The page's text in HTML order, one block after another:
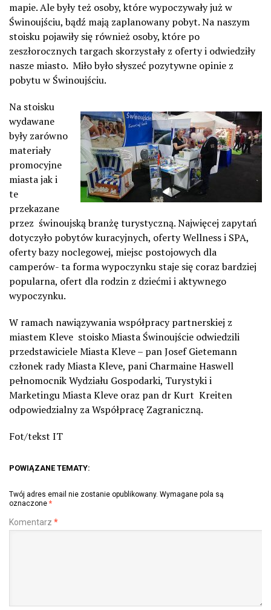
mapie. Ale były też osoby, które wypoczywały już w
Świnoujściu, bądź mają zaplanowany pobyt. Na naszym
stoisku pojawiły się również osoby, które po
zeszłorocznych targach skorzystały z oferty i odwiedziły
nasze miasto. Miło było słyszeć pozytywne opinie z
pobytu w Świnoujściu.
Na stoisku
wydawane
były zarówno
materiały
promocyjne
miasta jak i
te
przekazane
przez świnoujską branżę turystyczną. Najwięcej zapytań
dotyczyło pobytów kuracyjnych, oferty Wellness i SPA,
oferty bazy noclegowej, miejsc postojowych dla
camperów- ta forma wypoczynku staje się coraz bardziej
popularna, ofert dla rodzin z dziećmi i aktywnego
wypoczynku.
W ramach nawiązywania współpracy partnerskiej z
miastem Kleve stoisko Miasta Świnoujście odwiedzili
przedstawiciele Miasta Kleve – pan Josef Gietemann
członek rady Miasta Kleve, pani Charmaine Haswell
pełnomocnik Wydziału Gospodarki, Turystyki i
Marketingu Miasta Kleve oraz pan dr Kurt Kreiten
odpowiedzialny za Współpracę Zagraniczną.
Fot/tekst IT
POWIĄZANE TEMATY:
Twój adres email nie zostanie opublikowany. Wymagane pola są
oznaczone *
Komentarz *